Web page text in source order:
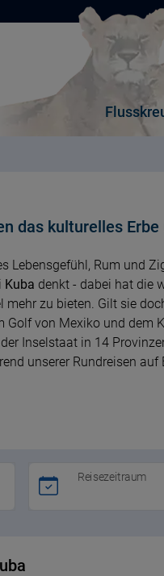
das kulturelles
Lebensgefühl, Rum und
Kuba denkt - dabei hat die
zu bieten. Gilt sie
Golf von Mexiko und dem
Inselstaat in 14
unserer Rundreisen
Reisezeitraum